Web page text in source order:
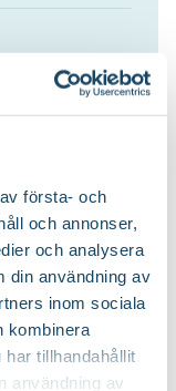
första- och
och annonser,
och analysera
din användning av
inom sociala
kombinera
har tillhandahållit
användning av